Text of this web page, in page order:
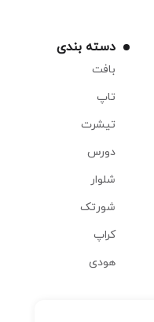
دسته بندی
بافت
تاپ
تیشرت
دورس
شلوار
شورتک
کراپ
هودی